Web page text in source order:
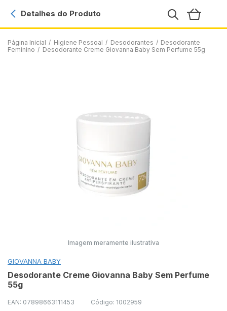
Página Inicial / Higiene Pessoal / Desodorantes / Desodorante
Feminino / Desodorante Creme Giovanna Baby Sem Perfume 55g
Detalhes do Produto
Imagem meramente ilustrativa
GIOVANNA BABY
Desodorante Creme Giovanna Baby Sem Perfume
55g
EAN: 07898663111453 Código: 1002959